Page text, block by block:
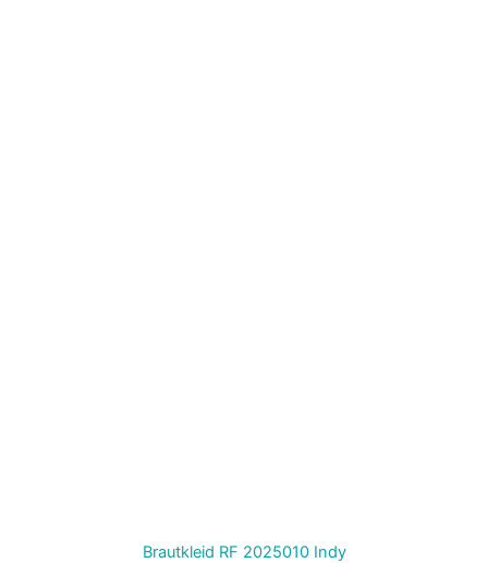
Brautkleid RF 2025010 Indy